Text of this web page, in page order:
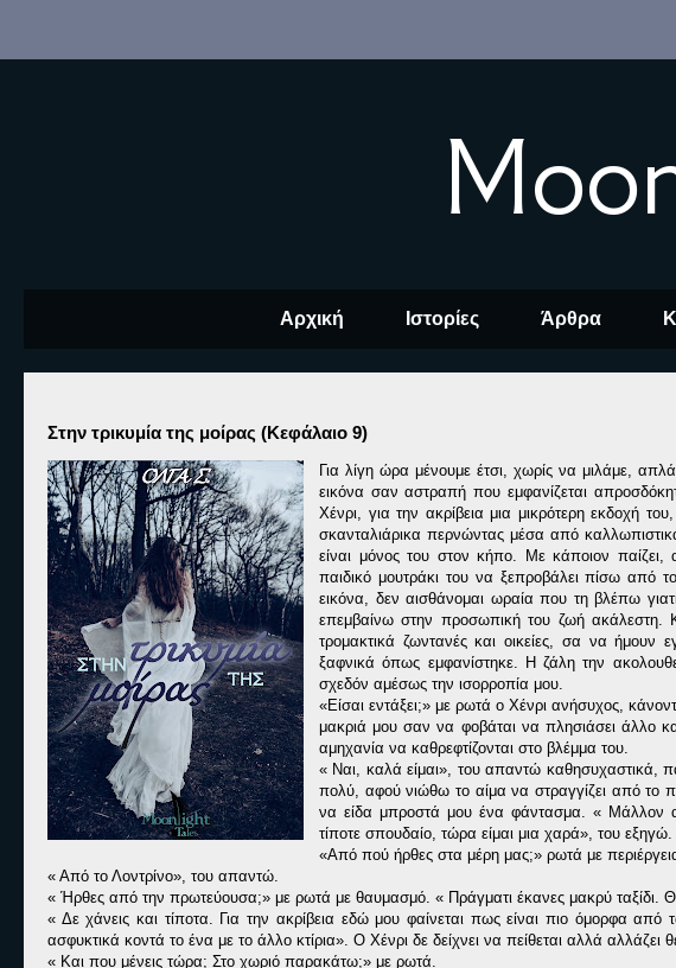
Αρχική Ιστορίες Άρθρα
Στην τρικυμία της μοίρας (Κεφάλαιο 9)
Για λίγη ώρα μένουμε έτσι, χωρίς να μιλάμε,
εικόνα σαν αστραπή που εμφανίζεται
Χένρι, για την ακρίβεια μια μικρότερη εκδοχή
σκανταλιάρικα περνώντας μέσα από
είναι μόνος του στον κήπο. Με κάποιον
παιδικό μουτράκι του να ξεπροβάλει πίσω από
εικόνα, δεν αισθάνομαι ωραία που τη βλέπω
επεμβαίνω στην προσωπική του ζωή ακάλεστη.
τρομακτικά ζωντανές και οικείες, σα να
ξαφνικά όπως εμφανίστηκε. Η ζάλη την
σχεδόν αμέσως την ισορροπία μου.
«Είσαι εντάξει;» με ρωτά ο Χένρι ανήσυχος,
μακριά μου σαν να φοβάται να πλησιάσει άλλο
αμηχανία να καθρεφτίζονται στο βλέμμα του.
« Ναι, καλά είμαι», του απαντώ καθησυχαστικά,
πολύ, αφού νιώθω το αίμα να στραγγίζει από το
να είδα μπροστά μου ένα φάντασμα. « Μάλλον
τίποτε σπουδαίο, τώρα είμαι μια χαρά», του
«Από πού ήρθες στα μέρη μας;» ρωτά με
« Από το Λοντρίνο», του απαντώ.
« Ήρθες από την πρωτεύουσα;» με ρωτά με θαυμασμό. « Πράγματι έκανες μακρύ ταξίδι.
« Δε χάνεις και τίποτα. Για την ακρίβεια εδώ μου φαίνεται πως είναι πιο όμορφα
ασφυκτικά κοντά το ένα με το άλλο κτίρια». Ο Χένρι δε δείχνει να πείθεται αλλά αλλάζει
« Και που μένεις τώρα; Στο χωριό παρακάτω;» με ρωτά.